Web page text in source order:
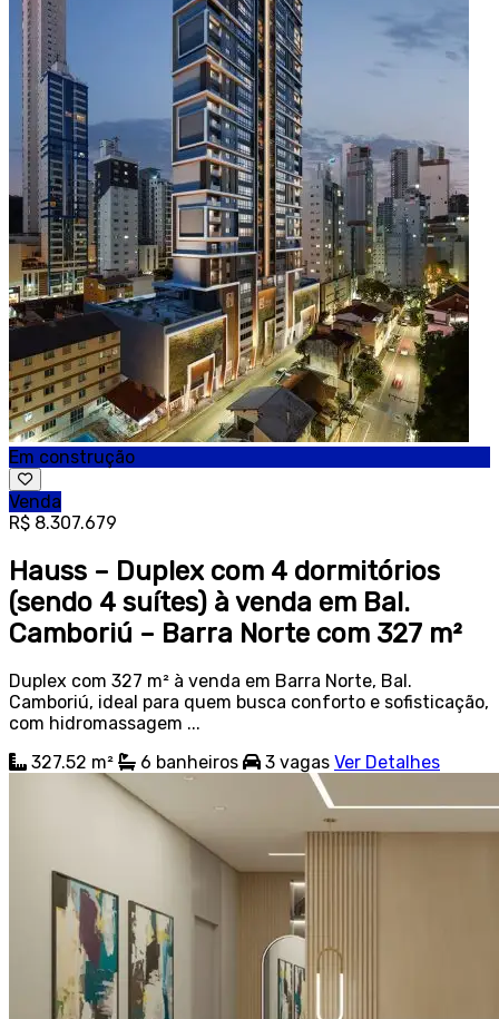
Em construção
Venda
R$ 8.307.679
Hauss – Duplex com 4 dormitórios
(sendo 4 suítes) à venda em Bal.
Camboriú – Barra Norte com 327 m²
Duplex com 327 m² à venda em Barra Norte, Bal.
Camboriú, ideal para quem busca conforto e sofisticação,
com hidromassagem ...
327.52 m²
6 banheiros 3 vagas Ver Detalhes